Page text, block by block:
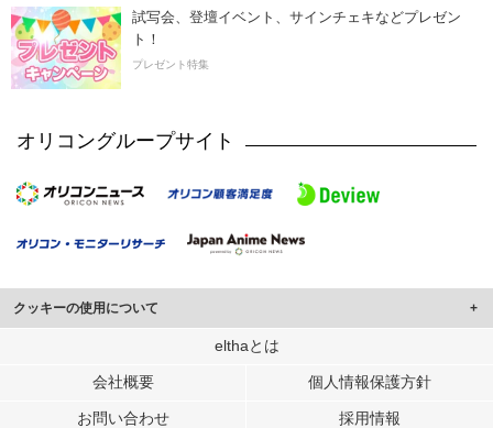
試写会、登壇イベント、サインチェキなどプレゼン
ト！
プレゼント特集
オリコングループサイト
クッキーの使用について
このサイトでは Cookie を使用して、ユーザーに合わせたコンテンツや広告の
行っています。
メディアや広告配信、データ解析の各パートナーに提供しています。
elthaとは
会社概要 個人情報保護方針
お問い合わせ 採用情報